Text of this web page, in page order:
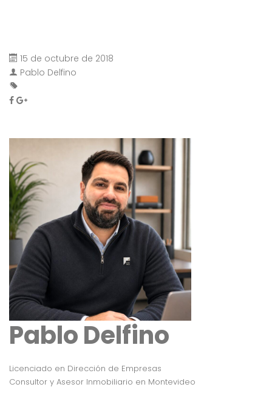
15 de octubre de 2018
Pablo Delfino
Pablo Delfino
Licenciado en Dirección de Empresas
Consultor y Asesor Inmobiliario en Montevideo